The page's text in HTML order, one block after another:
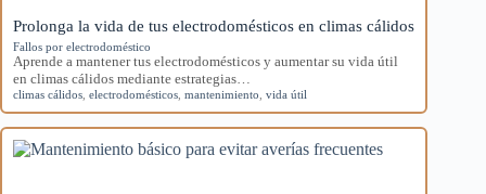
Prolonga la vida de tus electrodomésticos en climas cálidos
Fallos por electrodoméstico
Aprende a mantener tus electrodomésticos y aumentar su vida útil
en climas cálidos mediante estrategias…
climas cálidos electrodomésticos mantenimiento vida útil